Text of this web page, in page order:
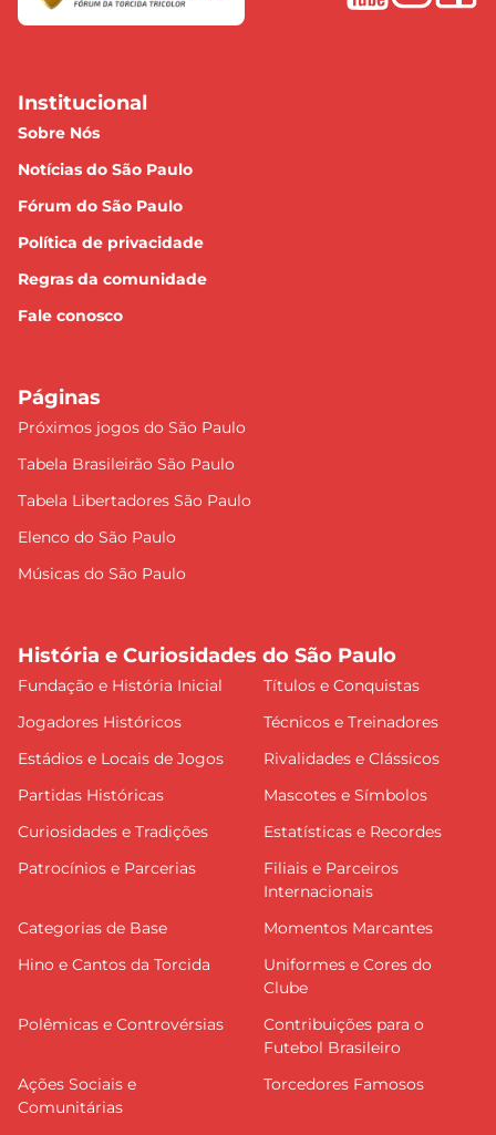
Institucional
Sobre Nós
Notícias do São Paulo
Fórum do São Paulo
Política de privacidade
Regras da comunidade
Fale conosco
Páginas
Próximos jogos do São Paulo
Tabela Brasileirão São Paulo
Tabela Libertadores São Paulo
Elenco do São Paulo
Músicas do São Paulo
História e Curiosidades do São Paulo
Fundação e História Inicial
Títulos e Conquistas
Jogadores Históricos
Técnicos e Treinadores
Estádios e Locais de Jogos
Rivalidades e Clássicos
Partidas Históricas
Mascotes e Símbolos
Curiosidades e Tradições
Estatísticas e Recordes
Patrocínios e Parcerias
Filiais e Parceiros
Internacionais
Categorias de Base
Momentos Marcantes
Hino e Cantos da Torcida
Uniformes e Cores do
Clube
Polêmicas e Controvérsias
Contribuições para o
Futebol Brasileiro
Ações Sociais e
Comunitárias
Torcedores Famosos